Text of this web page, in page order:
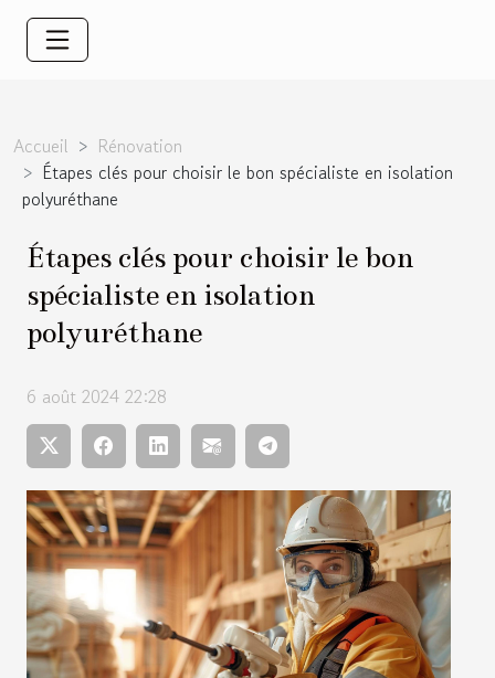
Accueil
Rénovation
Étapes clés pour choisir le bon spécialiste en isolation
polyuréthane
Étapes clés pour choisir le bon
spécialiste en isolation
polyuréthane
6 août 2024 22:28